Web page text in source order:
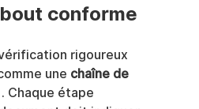
conforme
rigoureux
une chaîne de
Chaque étape